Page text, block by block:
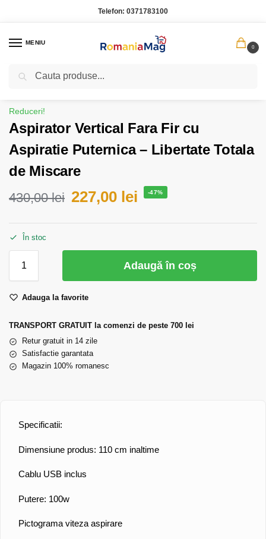
Telefon: 0371783100
MENIU
0
Prima pagină / Casa Gradina
Reduceri!
Aspirator Vertical Fara Fir cu
Aspiratie Puternica – Libertate Totala
de Miscare
430,00lei 227,00 lei -47%
În stoc
Adaugă în coș
Adauga la favorite
TRANSPORT GRATUIT la comenzi de peste 700 lei
Retur gratuit in 14 zile
Satisfactie garantata
Magazin 100% romanesc
Specificatii:
Dimensiune produs: 110 cm inaltime
Cablu USB inclus
Putere: 100w
Pictograma viteza aspirare